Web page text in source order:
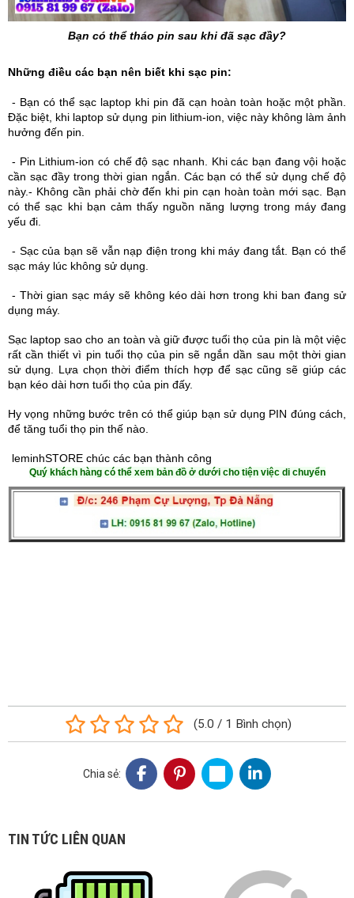
Bạn có thể tháo pin sau khi đã sạc đầy?
Những điều các bạn nên biết khi sạc pin:
- Bạn có thể sạc laptop khi pin đã cạn hoàn toàn hoặc một phần.
Đặc biệt, khi laptop sử dụng pin lithium-ion, việc này không làm ảnh
hưởng đến pin.
- Pin Lithium-ion có chế độ sạc nhanh. Khi các bạn đang vội hoặc
cần sạc đầy trong thời gian ngắn. Các bạn có thể sử dụng chế độ
này.- Không cần phải chờ đến khi pin cạn hoàn toàn mới sạc. Bạn
có thể sạc khi bạn cảm thấy nguồn năng lượng trong máy đang
yếu đi.
- Sạc của bạn sẽ vẫn nạp điện trong khi máy đang tắt. Bạn có thể
sạc máy lúc không sử dụng.
- Thời gian sạc máy sẽ không kéo dài hơn trong khi ban đang sử
dụng máy.
Sạc laptop sao cho an toàn và giữ được tuổi thọ của pin là một việc
rất cần thiết vì pin tuổi thọ của pin sẽ ngắn dần sau một thời gian
sử dụng. Lựa chọn thời điểm thích hợp để sạc cũng sẽ giúp các
bạn kéo dài hơn tuổi thọ của pin đấy.
Hy vọng những bước trên có thể giúp bạn sử dụng PIN đúng cách,
để tăng tuổi thọ pin thế nào.
leminhSTORE chúc các bạn thành công
Quý khách hàng có thể xem bản đồ ở dưới cho tiện việc di chuyển
(5.0 / 1 Bình chọn)
Chia sẻ:
TIN TỨC LIÊN QUAN